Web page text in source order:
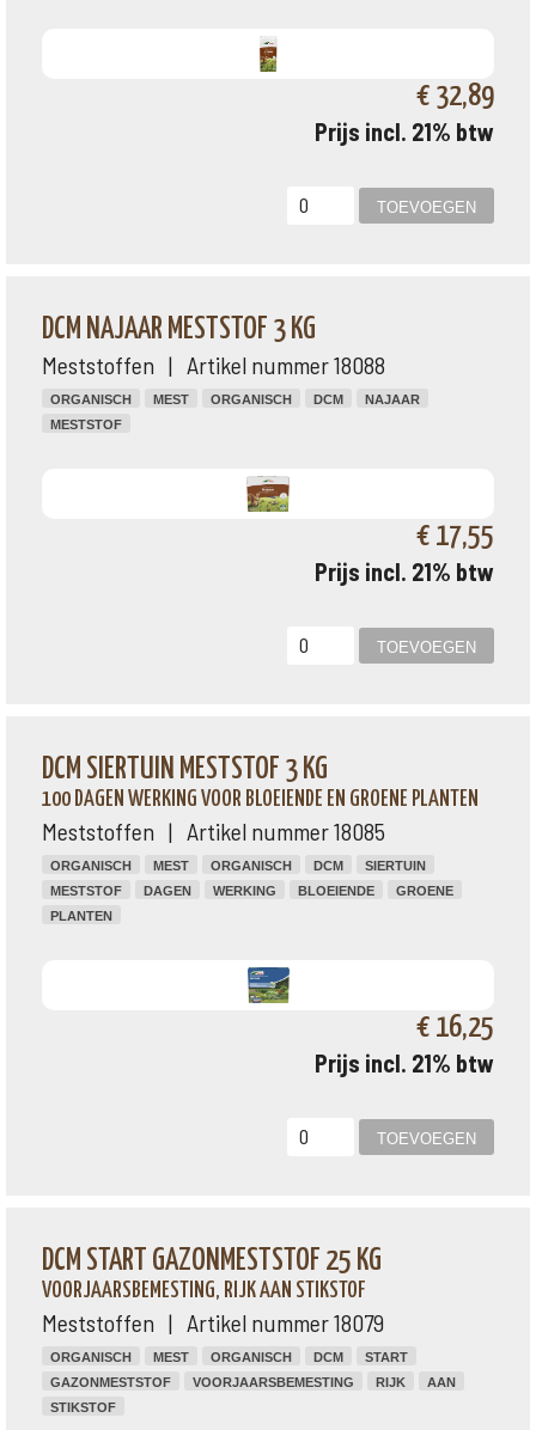
€ 32,89
Prijs incl. 21% btw
DCM NAJAAR MESTSTOF 3 KG
Meststoffen | Artikel nummer 18088
ORGANISCH MEST ORGANISCH DCM
NAJAAR
MESTSTOF
€ 17,55
Prijs incl. 21% btw
DCM SIERTUIN MESTSTOF 3 KG
100 DAGEN WERKING VOOR BLOEIENDE EN GROENE PLANTEN
Meststoffen | Artikel nummer 18085
ORGANISCH MEST ORGANISCH DCM
SIERTUIN
MESTSTOF
DAGEN WERKING BLOEIENDE
GROENE
PLANTEN
€ 16,25
Prijs incl. 21% btw
DCM START GAZONMESTSTOF 25 KG
VOORJAARSBEMESTING, RIJK AAN STIKSTOF
Meststoffen | Artikel nummer 18079
ORGANISCH MEST ORGANISCH DCM
START
GAZONMESTSTOF
VOORJAARSBEMESTING RIJK
AAN
STIKSTOF